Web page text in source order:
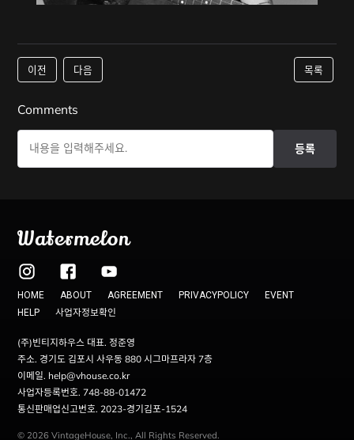
이전 다음 목록
Comments
등록
Watermelon
HOME ABOUT AGREEMENT PRIVACYPOLICY
EVENT
HELP
사업자정보확인
(주)빈티지하우스 대표. 정준영
주소. 경기도 김포시 사우동 880 시그마프라자 7층
이메일. help@vhouse.co.kr
사업자등록번호. 748-88-01472
통신판매업신고번호. 2023-경기김포-1524
© 2026 VintageHouse, Inc., All Rights Reserved.